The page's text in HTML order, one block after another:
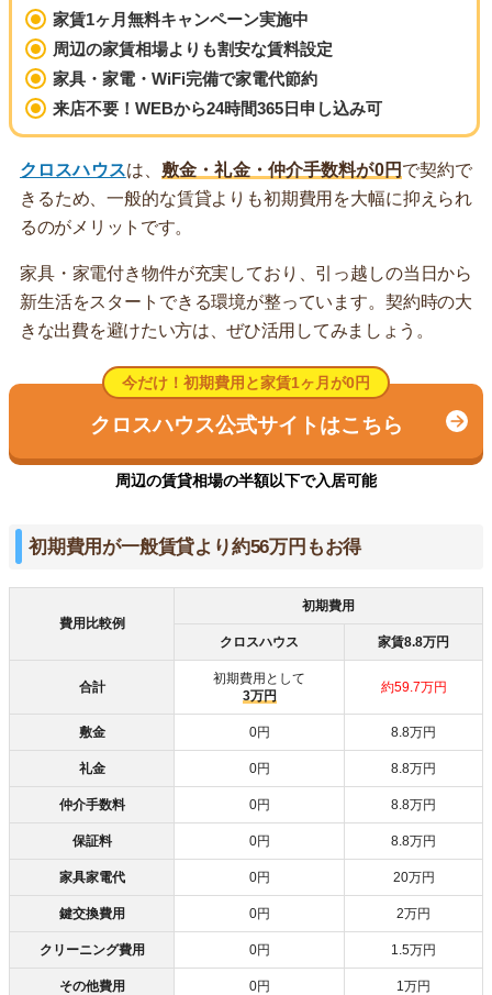
家賃1ヶ月無料キャンペーン実施中
周辺の家賃相場よりも割安な賃料設定
家具・家電・WiFi完備で家電代節約
来店不要！WEBから24時間365日申し込み可
クロスハウスは、 敷金・礼金・仲介手数料が0円 で契約で
きるため、一般的な賃貸よりも初期費用を大幅に抑えられ
るのがメリットです。
家具・家電付き物件が充実しており、引っ越しの当日から
新生活をスタートできる環境が整っています。契約時の大
きな出費を避けたい方は、ぜひ活用してみましょう。
今だけ！初期費用と家賃1ヶ月が0円
クロスハウス公式サイトはこちら
周辺の賃貸相場の半額以下で入居可能
初期費用が一般賃貸より約56万円もお得
費用比較例
初期費用
クロスハウス 家賃8.8万円
合計
初期費用として
3万円
約59.7万円
敷金 0円 8.8万円
礼金 0円 8.8万円
仲介手数料 0円 8.8万円
保証料 0円 8.8万円
家具家電代 0円 20万円
鍵交換費用 0円 2万円
クリーニング費用 0円 1.5万円
その他費用 0円 1万円